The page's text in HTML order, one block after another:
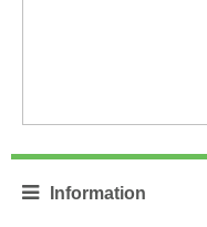
Information